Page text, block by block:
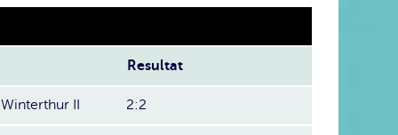
Resultat
II 2:2